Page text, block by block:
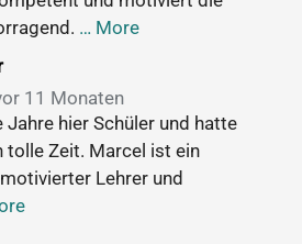
… More
11 Monaten
Jahre hier Schüler und hatte
tolle Zeit. Marcel ist ein
Lehrer und